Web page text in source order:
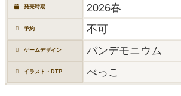
発売時期 2026春
予約 不可
ゲームデザイン パンデモニウム
イラスト・DTP べっこ